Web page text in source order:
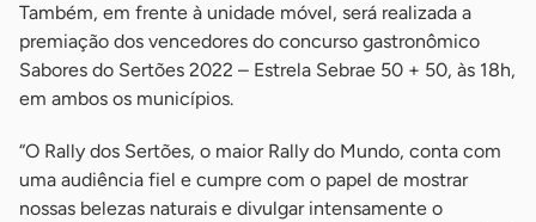
Também, em frente à unidade móvel, será realizada a
premiação dos vencedores do concurso gastronômico
Sabores do Sertões 2022 – Estrela Sebrae 50 + 50, às 18h,
em ambos os municípios.
“O Rally dos Sertões, o maior Rally do Mundo, conta com
uma audiência fiel e cumpre com o papel de mostrar
nossas belezas naturais e divulgar intensamente o